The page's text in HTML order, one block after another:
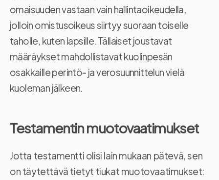
omaisuuden vastaan vain hallintaoikeudella,
jolloin omistusoikeus siirtyy suoraan toiselle
taholle, kuten lapsille. Tällaiset joustavat
määräykset mahdollistavat kuolinpesän
osakkaille perintö- ja verosuunnittelun vielä
kuoleman jälkeen.
Testamentin muotovaatimukset
Jotta testamentti olisi lain mukaan pätevä, sen
on täytettävä tietyt tiukat muotovaatimukset: